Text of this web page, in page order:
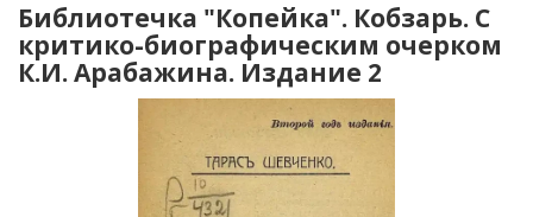
Библиотечка "Копейка". Кобзарь. С
критико-биографическим очерком
К.И. Арабажина. Издание 2